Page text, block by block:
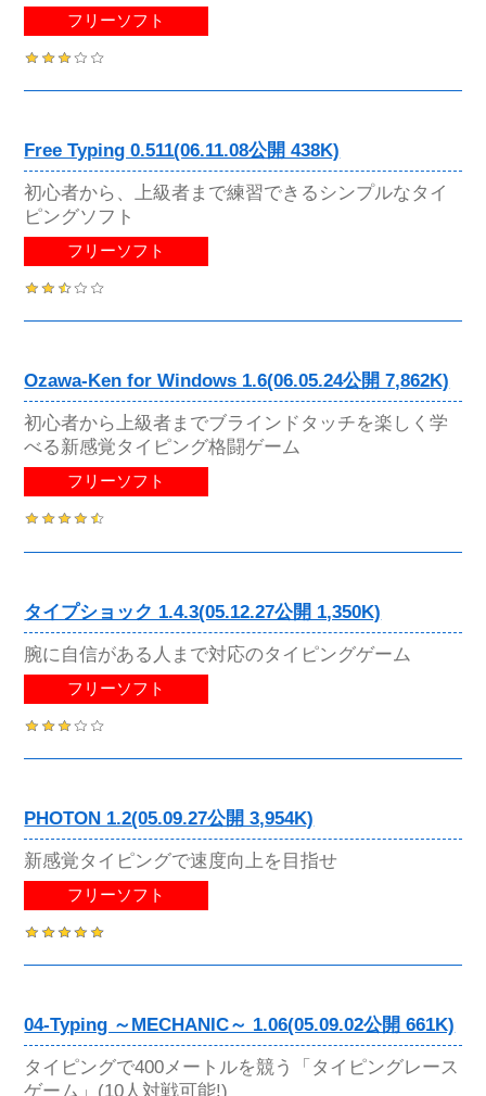
フリーソフト
Free Typing 0.511(06.11.08公開 438K)
初心者から、上級者まで練習できるシンプルなタイ
ピングソフト
フリーソフト
Ozawa-Ken for Windows 1.6(06.05.24公開 7,862K)
初心者から上級者までブラインドタッチを楽しく学
べる新感覚タイピング格闘ゲーム
フリーソフト
タイプショック 1.4.3(05.12.27公開 1,350K)
腕に自信がある人まで対応のタイピングゲーム
フリーソフト
PHOTON 1.2(05.09.27公開 3,954K)
新感覚タイピングで速度向上を目指せ
フリーソフト
04-Typing ～MECHANIC～ 1.06(05.09.02公開 661K)
タイピングで400メートルを競う「タイピングレース
ゲーム」(10人対戦可能!)